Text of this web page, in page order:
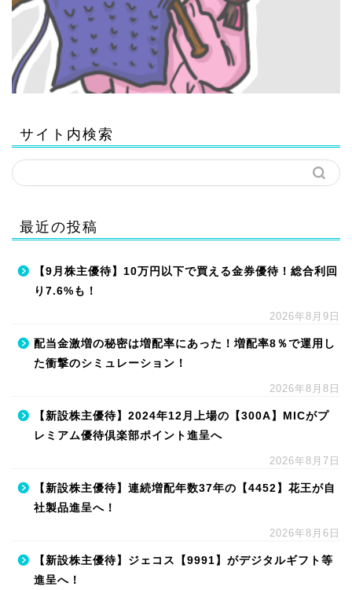
サイト内検索
最近の投稿
【9月株主優待】10万円以下で買える金券優待！総合利回
り7.6%も！
2026年8月9日
配当金激増の秘密は増配率にあった！増配率8％で運用し
た衝撃のシミュレーション！
2026年8月8日
【新設株主優待】2024年12月上場の【300A】MICがプ
レミアム優待倶楽部ポイント進呈へ
2026年8月7日
【新設株主優待】連続増配年数37年の【4452】花王が自
社製品進呈へ！
2026年8月6日
【新設株主優待】ジェコス【9991】がデジタルギフト等
進呈へ！